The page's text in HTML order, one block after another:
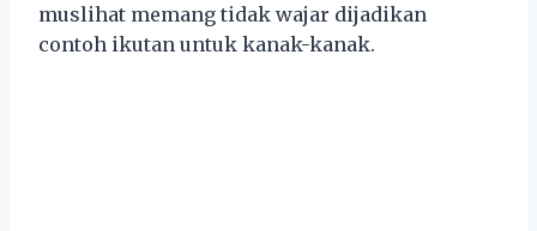
muslihat memang tidak wajar dijadikan
contoh ikutan untuk kanak-kanak.